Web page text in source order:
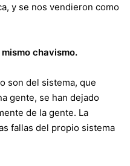
y se nos vendieron como
chavismo.
son del sistema, que
gente, se han dejado
de la gente. La
fallas del propio sistema